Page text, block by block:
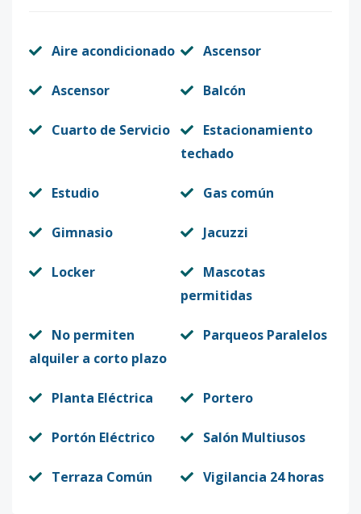
Aire acondicionado Ascensor
Ascensor Balcón
Cuarto de Servicio
Estacionamiento
techado
Estudio Gas común
Gimnasio Jacuzzi
Locker
Mascotas
permitidas
No permiten
alquiler a corto plazo
Parqueos Paralelos
Planta Eléctrica Portero
Portón Eléctrico Salón Multiusos
Terraza Común Vigilancia 24 horas